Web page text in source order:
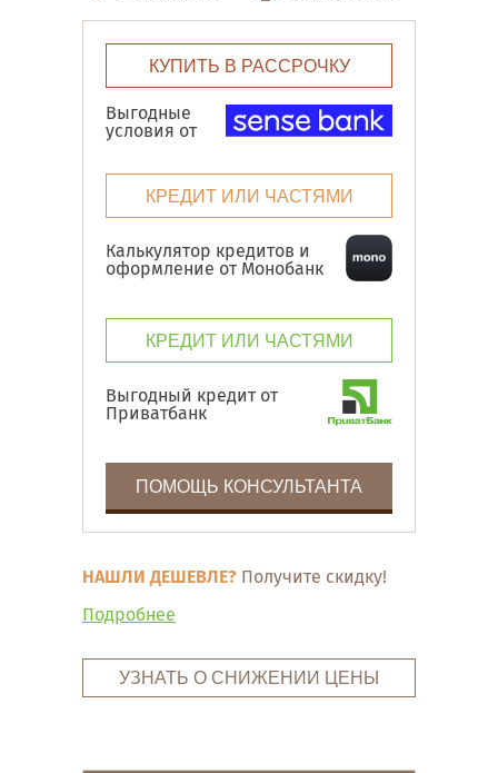
КУПИТЬ В РАССРОЧКУ
Выгодные
условия от
КРЕДИТ ИЛИ ЧАСТЯМИ
Калькулятор кредитов и
оформление от Монобанк
КРЕДИТ ИЛИ ЧАСТЯМИ
Выгодный кредит от
Приватбанк
ПОМОЩЬ КОНСУЛЬТАНТА
НАШЛИ ДЕШЕВЛЕ? Получите скидку!
Подробнее
УЗНАТЬ О СНИЖЕНИИ ЦЕНЫ